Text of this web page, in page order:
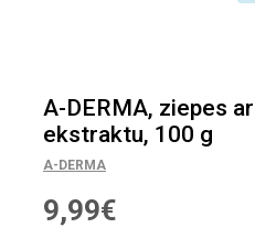
A-DERMA, ziepes
ekstraktu, 100 g
A-DERMA
9,99€